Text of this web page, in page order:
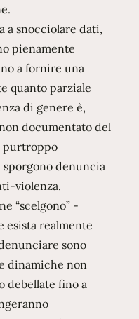
a snocciolare dati,
pienamente
a fornire una
quanto parziale
di genere è,
documentato del
purtroppo
denuncia
violenza.
“scelgono” -
esista realmente
sono
dinamiche non
debellate fino a